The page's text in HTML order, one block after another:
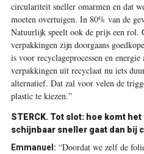
circulariteit sneller omarmen en dat
moeten overtuigen. In 80% van de
Natuurlijk speelt ook de prijs een rol.
verpakkingen zijn doorgaans
is voor recyclageprocessen en
verpakkingen uit recyclaat nu iets
alternatief. Dat zal voor velen de
plastic te kiezen.”
STERCK. Tot slot: hoe komt
schijnbaar sneller gaat dan bij
Emmanuel: “Doordat we zelf de